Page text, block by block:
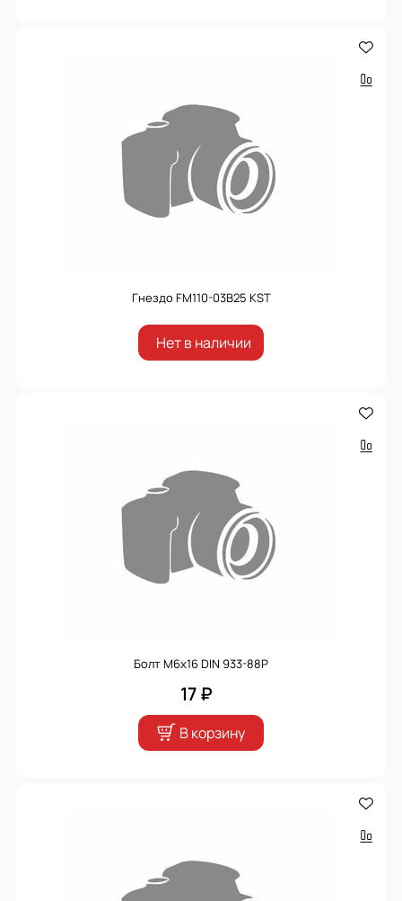
Гнездо FM110-03B25 KST
Нет в наличии
Болт М6х16 DIN 933-88Р
17 ₽
В корзину